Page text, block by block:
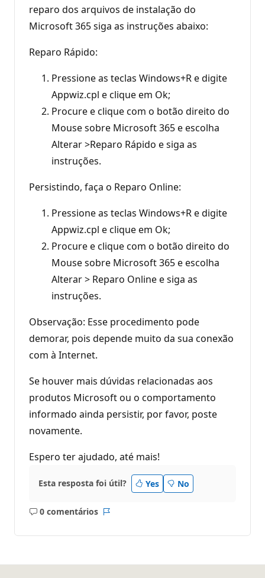
reparo dos arquivos de instalação do
Microsoft 365 siga as instruções abaixo:
Reparo Rápido:
Pressione as teclas Windows+R e digite
Appwiz.cpl e clique em Ok;
Procure e clique com o botão direito do
Mouse sobre Microsoft 365 e escolha
Alterar >Reparo Rápido e siga as
instruções.
Persistindo, faça o Reparo Online:
Pressione as teclas Windows+R e digite
Appwiz.cpl e clique em Ok;
Procure e clique com o botão direito do
Mouse sobre Microsoft 365 e escolha
Alterar > Reparo Online e siga as
instruções.
Observação: Esse procedimento pode
demorar, pois depende muito da sua conexão
com à Internet.
Se houver mais dúvidas relacionadas aos
produtos Microsoft ou o comportamento
informado ainda persistir, por favor, poste
novamente.
Espero ter ajudado, até mais!
Esta resposta foi útil? Yes No
0 comentários
Sem